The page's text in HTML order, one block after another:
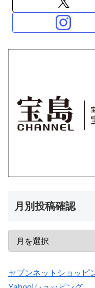
月別投稿確認
セブンネットショッピ